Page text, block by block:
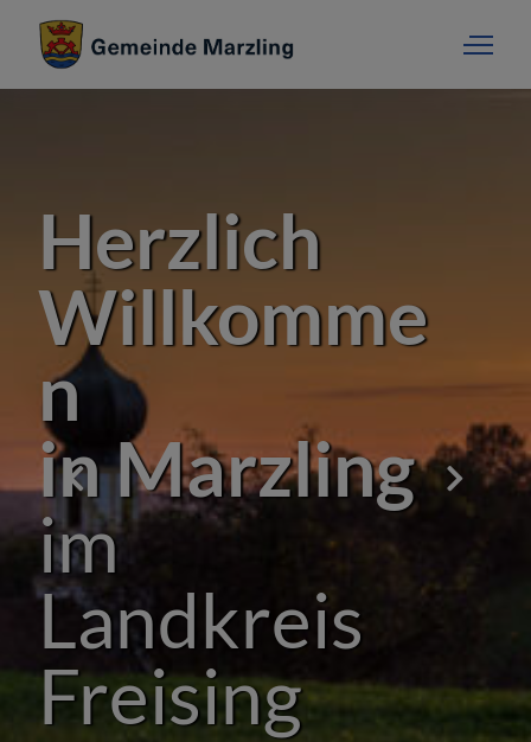
Herzlich
Willkomme
n
in Marzling
im
Landkreis
Freising